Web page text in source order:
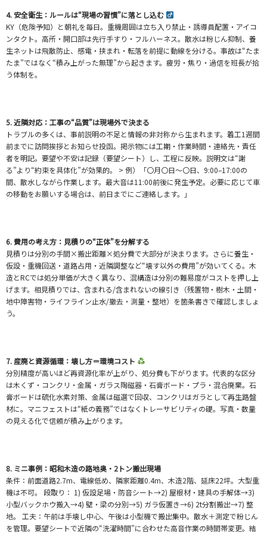
4. 安全衛生：ルールは“現場の習慣”に落とし込む ‍
KY（危険予知）と朝礼を毎日。重機周囲は立ち入り禁止・誘導員配置・アイコ
ンタクト。高所・開口部は先行手すり・フルハーネス。散水は粉じん抑制、養
生ネットは飛散防止、感電・挟まれ・転落を前提に動線を分ける。事故は“たま
たま”ではなく“積み上がった無理”から起きます。疲労・焦り・過信を班長が拾
う体制を。
5. 近隣対応：工事の“品質”は現場外で決まる
トラブルの多くは、事前説明の不足と情報の非対称から生まれます。着工1週間
前までに訪問挨拶とお知らせ投函。掲示物には工期・作業時間・連絡先・責任
者を明記。要望や不安は記録（要望シート）し、工程に反映。説明文は“謝
る”より“約束を具体化”が効果的。 > 例）「〇月〇日〜〇日、9:00–17:00の
間、散水しながら作業します。最大音は11:00前後に発生予定。必要に応じて車
の移動をお願いする場合は、前日までにご連絡します。」
6. 費用の考え方：見積りの“正体”を分解する
見積りは分別の手間×搬出距離×処分費で大部分が決まります。さらに養生・
仮設・重機回送・道路占用・近隣調整など“壊す以外の費用”が効いてくる。木
造とRCでは処分単価が大きく異なり、混構造は分別の難易度がコストを押し上
げます。相見積りでは、含まれる/含まれないの線引き（残置物・樹木・土間・
地中障害物・ライフライン止水/撤去・測量・整地）を箇条書きで確認しましょ
う。
7. 産廃と資源循環：壊し方＝環境コスト
分別精度が高いほど再資源化率が上がり、処分費も下がります。代表的な区分
は木くず・コンクリ・金属・ガラス陶磁器・石膏ボード・プラ・混合廃棄。石
膏ボードは硫化水素対策、金属は磁選で回収、コンクリはガラとして再生路盤
材に。マニフェストは“紙の義務”ではなくトレーサビリティの礎。写真・数量
の見える化で信頼が積み上がります。
8. ミニ事例：昭和木造の路地奥・2トン搬出現場
条件：前面道路2.7m、電線低め、隣家距離0.4m、木造2階、延床22坪。大型重
機は不可。 段取り： 1) 仮設足場・防音シート→2) 屋根材・建具の手解体→3)
小型バックホウ搬入→4) 壁・梁の分別→5) ガラ仮置き→6) 2t分割搬出→7) 整
地。 工夫：午前は手壊し中心、午後は小型機で搬出集中。散水＋測定で粉じん
を管理。要望シートで近隣の“洗濯時間”に合わせた高音作業の時間帯変更。結